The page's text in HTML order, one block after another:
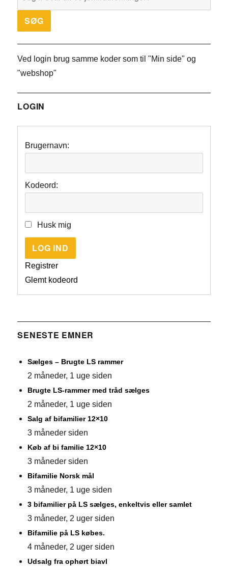
Ved login brug samme koder som til "Min side" og
"webshop"
LOGIN
Brugernavn:
Kodeord:
Husk mig
LOG IND
Registrer
Glemt kodeord
SENESTE EMNER
Sælges – Brugte LS rammer
2 måneder, 1 uge siden
Brugte LS-rammer med tråd sælges
2 måneder, 1 uge siden
Salg af bifamilier 12×10
3 måneder siden
Køb af bi familie 12×10
3 måneder siden
Bifamilie Norsk mål
3 måneder, 1 uge siden
3 bifamilier på LS sælges, enkeltvis eller samlet
3 måneder, 2 uger siden
Bifamilie på LS købes.
4 måneder, 2 uger siden
Udsalg fra ophørt biavl